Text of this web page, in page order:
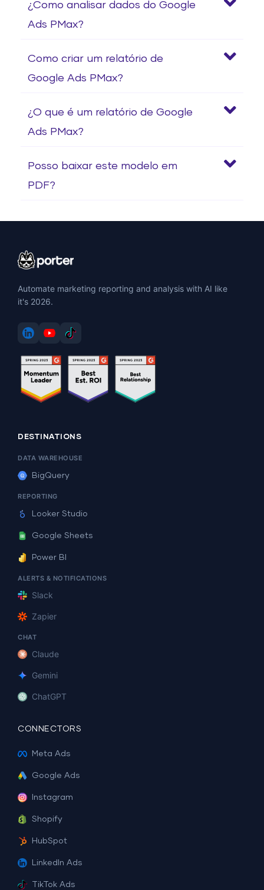
¿Como analisar dados do Google
Ads PMax?
Como criar um relatório de
Google Ads PMax?
¿O que é um relatório de Google
Ads PMax?
Posso baixar este modelo em
PDF?
Automate marketing reporting and analysis with AI like
it's 2026.
DESTINATIONS
DATA WAREHOUSE
BigQuery
REPORTING
Looker Studio
Google Sheets
Power BI
ALERTS & NOTIFICATIONS
Slack
Zapier
CHAT
Claude
Gemini
ChatGPT
CONNECTORS
Meta Ads
Google Ads
Instagram
Shopify
HubSpot
LinkedIn Ads
TikTok Ads